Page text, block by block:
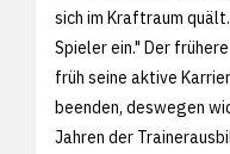
sich im Kraftraum
Spieler ein." Der
früh seine aktive
beenden, deswegen
Jahren der